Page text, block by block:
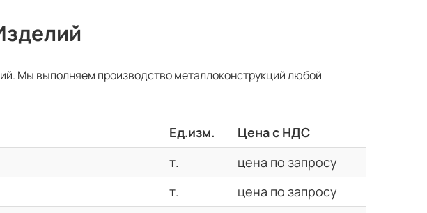
Мы выполняем производство металлоконструкций любой
Ед.изм.
Цена с НДС
т.
цена по запросу
т.
цена по запросу